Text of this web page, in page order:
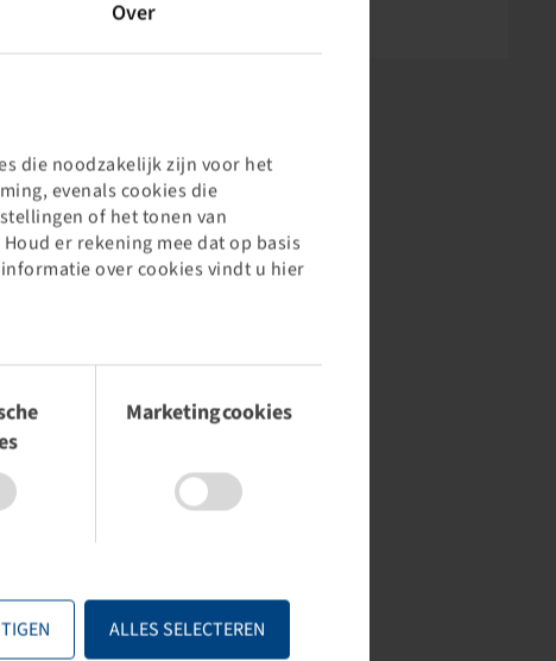
Over
die noodzakelijk zijn voor het
evenals cookies die
of het tonen van
er rekening mee dat op basis
over cookies vindt u hier
Marketingcookies
ALLES SELECTEREN